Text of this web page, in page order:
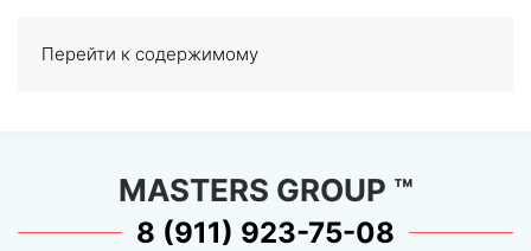
Перейти к содержимому
0
MASTERS GROUP ™
8 (911) 923-75-08